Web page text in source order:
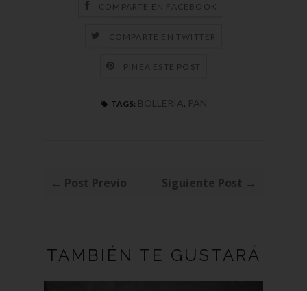
COMPARTE EN FACEBOOK
COMPARTE EN TWITTER
PINEA ESTE POST
TAGS: BOLLERÍA, PAN
← Post Previo Siguiente Post →
TAMBIÉN TE GUSTARÁ